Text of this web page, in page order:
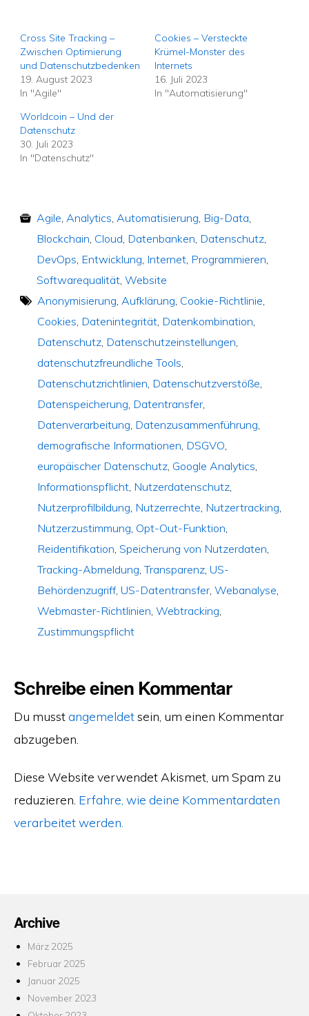
Cross Site Tracking –
Zwischen Optimierung
und Datenschutzbedenken
19. August 2023
In "Agile"
Cookies – Versteckte
Krümel-Monster des
Internets
16. Juli 2023
In "Automatisierung"
Worldcoin – Und der
Datenschutz
30. Juli 2023
In "Datenschutz"
Agile Analytics Automatisierung Big-Data
Blockchain Cloud Datenbanken Datenschutz,
DevOps Entwicklung Internet, Programmieren
Softwarequalität, Website
Anonymisierung Aufklärung Cookie-Richtlinie
Cookies Datenintegrität, Datenkombination
Datenschutz, Datenschutzeinstellungen
datenschutzfreundliche Tools
Datenschutzrichtlinien Datenschutzverstöße
Datenspeicherung Datentransfer,
Datenverarbeitung Datenzusammenführung
demografische Informationen DSGVO
europäischer Datenschutz, Google Analytics
Informationspflicht, Nutzerdatenschutz,
Nutzerprofilbildung Nutzerrechte Nutzertracking
Nutzerzustimmung Opt-Out-Funktion
Reidentifikation Speicherung von Nutzerdaten
Tracking-Abmeldung ,Transparenz, US-
Behördenzugriff, US-Datentransfer, Webanalyse
Webmaster-Richtlinien Webtracking
Zustimmungspflicht
Schreibe einen Kommentar
Du musstangemeldetsein, um einen Kommentar
abzugeben.
Diese Website verwendet Akismet, um Spam zu
reduzieren. Erfahre, wie deine Kommentardaten
verarbeitet werden.
Archive
März 2025
Februar 2025
Januar 2025
November 2023